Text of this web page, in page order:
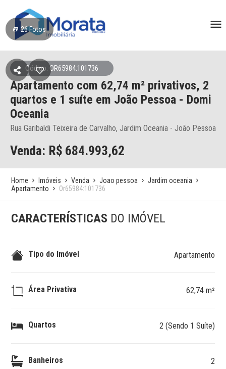
26Fotos
Código: OR65984:101736
Apartamento com 62,74 m² privativos, 2
quartos e 1 suíte em João Pessoa - Domi
Oceania
Rua Garibaldi Teixeira de Carvalho, Jardim Oceania - João Pessoa
Venda: R$ 684.993,62
Home Imóveis Venda Joao pessoa
Jardim oceania
Apartamento
Or65984:101736
CARACTERÍSTICAS DO IMÓVEL
Tipo do Imóvel Apartamento
Área Privativa 62,74 m²
Quartos 2 (Sendo 1 Suíte)
Banheiros 2